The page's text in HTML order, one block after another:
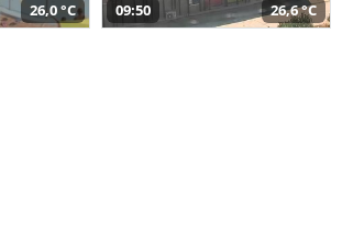
26,0 °C 09:50 26,6 °C